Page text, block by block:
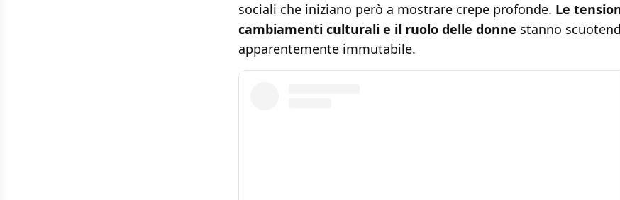
sociali che iniziano però a mostrare crepe profonde. Le
cambiamenti culturali e il ruolo delle donne stanno
apparentemente immutabile.